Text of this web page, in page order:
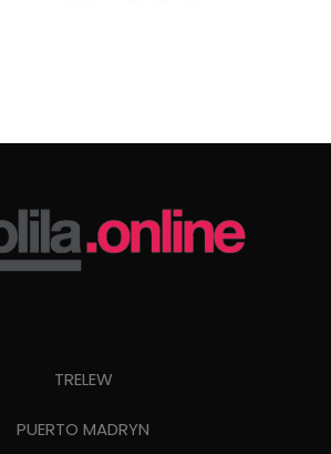
TRELEW
PUERTO MADRYN